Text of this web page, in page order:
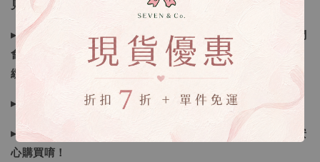
見諒
▸因日本商品貨況和價格是浮動的，若遇到缺貨或者調價我們
會視情況等待下單，若您想要知道即時貨況還請主動聯繫後
續喔
▸如遇缺斷貨情形會再另行告知，請注意訊息及信箱收件
▸商品皆由日本、韓國門市、官網購入，皆為正品，您可以安
心購買唷！